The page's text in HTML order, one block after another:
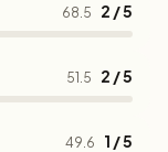
68.5 2 / 5
51.5 2 / 5
49.6 1 / 5